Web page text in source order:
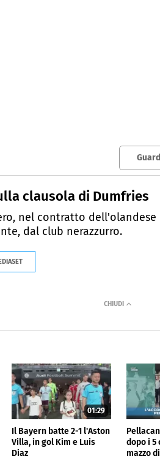
clausola di Dumfries
nel contratto
dal club nerazzurro.
01:29
Il Bayern batte 2-1 l'Aston
Villa, in gol Kim e Luis
Diaz
dopo i 5
mazzo